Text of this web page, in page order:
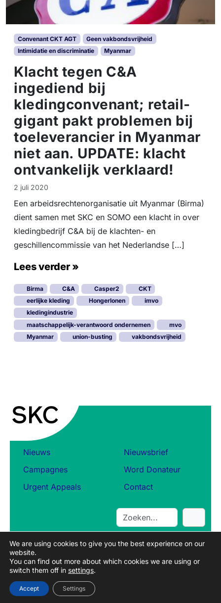
Convenant CKT AGT
Geen vakbondsvrijheid
Intimidatie en discriminatie
Myanmar
Klacht tegen C&A
ingediend bij
kledingconvenant; retail-
gigant pakt problemen bij
toeleverancier in Myanmar
niet aan. UPDATE: klacht
ontvankelijk verklaard!
2 juli 2020
Een arbeidsrechtenorganisatie uit Myanmar (Birma)
dient samen met SKC en SOMO een klacht in over
kledingbedrijf C&A bij de klachten- en
geschillencommissie van het Nederlandse […]
Lees verder »
Birma C&A Casper2
CKT
eerlijke kleding
Hongerlonen
imvo
kledingindustrie
maatschappelijk-verantwoord ondernemen
mvo
Myanmar
union-busting vakbondsvrijheid
Nieuws
Campagnes
Urgent Appeals
Nieuwsbrief
Word Donateur
Contact
S
e
r
c
We are using cookies to give you the best experience on our
website.
You can find out more about which cookies we are using or
switch them off in settings.
Accept Settings